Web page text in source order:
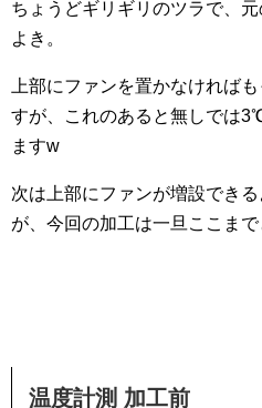
ちょうどギリギリのツラで、
よき。
上部にファンを置かなければ
すが、これのあると無しでは
ますw
次は上部にファンが増設でき
が、今回の加工は一旦ここまで
温度計測 加工前